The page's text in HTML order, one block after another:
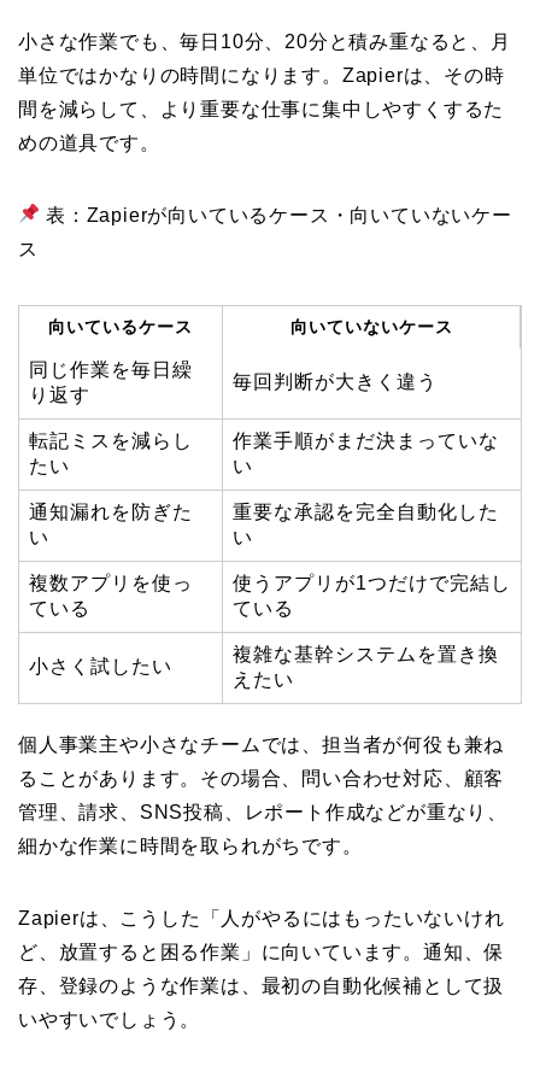
小さな作業でも、毎日10分、20分と積み重なると、月
単位ではかなりの時間になります。Zapierは、その時
間を減らして、より重要な仕事に集中しやすくするた
めの道具です。
表：Zapierが向いているケース・向いていないケー
ス
向いているケース 向いていないケース
同じ作業を毎日繰
り返す
毎回判断が大きく違う
転記ミスを減らし
たい
作業手順がまだ決まっていな
い
通知漏れを防ぎた
い
重要な承認を完全自動化した
い
複数アプリを使っ
ている
使うアプリが1つだけで完結し
ている
小さく試したい
複雑な基幹システムを置き換
えたい
個人事業主や小さなチームでは、担当者が何役も兼ね
ることがあります。その場合、問い合わせ対応、顧客
管理、請求、SNS投稿、レポート作成などが重なり、
細かな作業に時間を取られがちです。
Zapierは、こうした「人がやるにはもったいないけれ
ど、放置すると困る作業」に向いています。通知、保
存、登録のような作業は、最初の自動化候補として扱
いやすいでしょう。